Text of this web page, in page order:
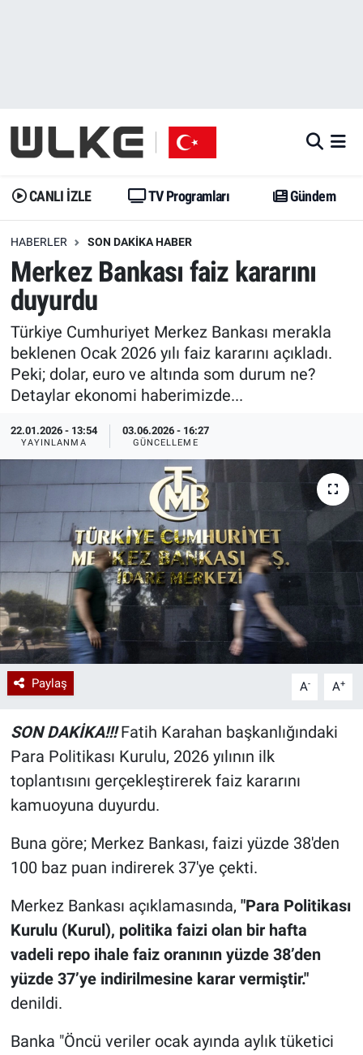
CANLI İZLE TV Programları Gündem
HABERLER SON DAKIKA HABER
Merkez Bankası faiz kararını
duyurdu
Türkiye Cumhuriyet Merkez Bankası merakla
beklenen Ocak 2026 yılı faiz kararını açıkladı.
Peki; dolar, euro ve altında som durum ne?
Detaylar ekonomi haberimizde...
22.01.2026 - 13:54
YAYINLANMA
03.06.2026 - 16:27
GÜNCELLEME
Paylaş A- A+
SON DAKİKA!!!Fatih Karahan başkanlığındaki
Para Politikası Kurulu, 2026 yılının ilk
toplantısını gerçekleştirerek faiz kararını
kamuoyuna duyurdu.
Buna göre; Merkez Bankası, faizi yüzde 38'den
100 baz puan indirerek 37'ye çekti.
Merkez Bankası açıklamasında, "Para Politikası
Kurulu (Kurul), politika faizi olan bir hafta
vadeli repo ihale faiz oranının yüzde 38’den
yüzde 37’ye indirilmesine karar vermiştir."
denildi.
Banka "Öncü veriler ocak ayında aylık tüketici
Gündem
Dünya
Erişim Bilgileri
Ekonomi
Trend
Özel Haberler
Yazarlar
Gündem
Trend
Erişim Bilgileri
Spor
Ekonomi
Dünya
Medya
Kadın
Erişim Bilgileri
Sağlık
Teknoloji
Ramazan
İstanbul Namaz Vakitleri
Trafik Durumu
Erişim Bilgileri
Tüm Manşetler
Son Dakika Haberleri
Haber Arşivi